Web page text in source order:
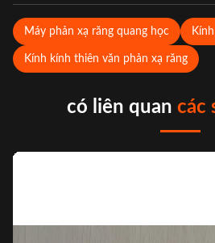
Máy phản xạ răng quang học
Kính kính thiên văn phản xạ răng
có liên quan các